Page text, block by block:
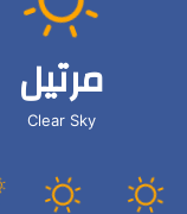
مرتيل
Clear Sky